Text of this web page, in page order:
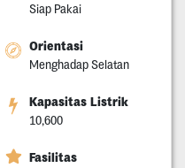
Siap Pakai
Orientasi
Menghadap Selatan
Kapasitas Listrik
10,600
Fasilitas